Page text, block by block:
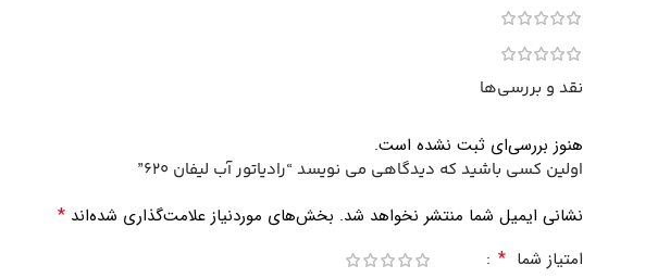
نقد و بررسی‌ها
هنوز بررسی‌ای ثبت نشده است.
اولین کسی باشید که دیدگاهی می نویسد “رادياتور آب ليفان 620”
نشانی ایمیل شما منتشر نخواهد شد. بخش‌های موردنیاز علامت‌گذاری شده‌اند *
امتیاز شما *